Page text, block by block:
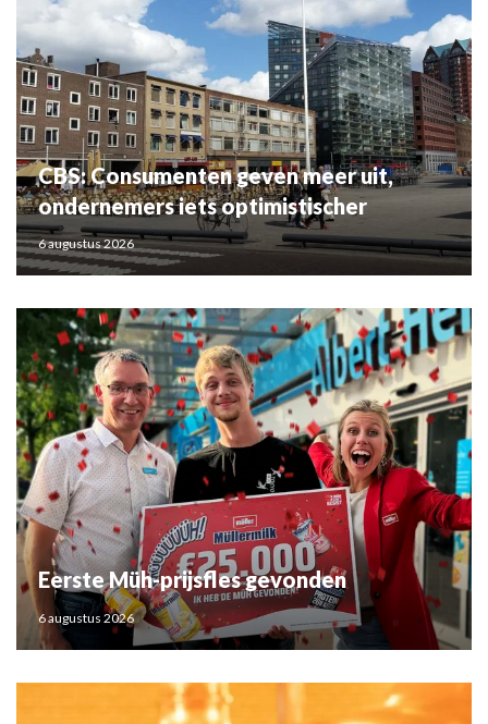
CBS: Consumenten geven meer uit,
ondernemers iets optimistischer
6 augustus 2026
Eerste Müh-prijsfles gevonden
6 augustus 2026